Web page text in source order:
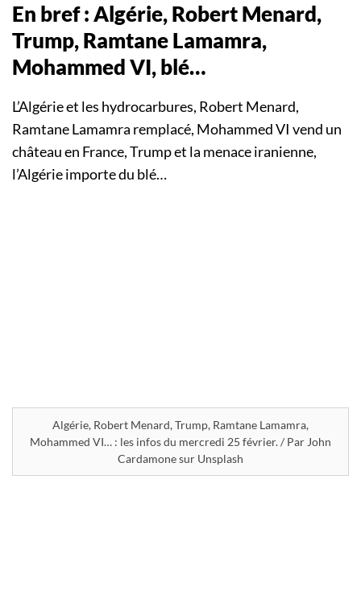
En bref : Algérie, Robert Menard,
Trump, Ramtane Lamamra,
Mohammed VI, blé…
L’Algérie et les hydrocarbures, Robert Menard,
Ramtane Lamamra remplacé, Mohammed VI vend un
château en France, Trump et la menace iranienne,
l’Algérie importe du blé…
Algérie, Robert Menard, Trump, Ramtane Lamamra,
Mohammed VI… : les infos du mercredi 25 février. / Par John
Cardamone sur Unsplash